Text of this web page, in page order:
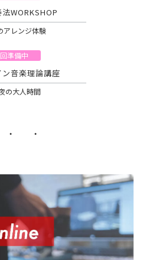
法WORKSHOP
アレンジ体験
準備中
ン音楽理論講座
の大人時間
・ ・